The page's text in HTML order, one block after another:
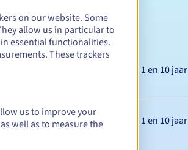
Tussen 1 en 10 jaar
Tussen 1 en 10 jaar
on our website. Some
allow us in particular to
essential functionalities.
These trackers
us to improve your
well as to measure the